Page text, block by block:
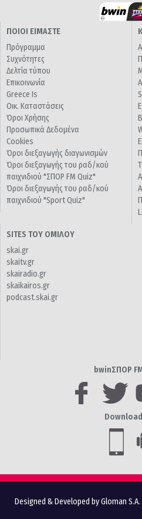
ΠΟΙΟΙ ΕΙΜΑΣΤΕ
Πρόγραμμα
Συχνότητες
Δελτία τύπου
Επικοινωνία
Greece Is
Οικ. Καταστάσεις
Όροι Χρήσης
Προσωπικά Δεδομένα
Cookies
Όροι διεξαγωγής διαγωνισμών
Όροι διεξαγωγής του ραδ/κού
παιχνιδιού "ΣΠΟΡ FM Quiz"
Όροι διεξαγωγής του ραδ/κού
παιχνιδιού "Sport Quiz"
SITES ΤΟΥ ΟΜΙΛΟΥ
skai.gr
skaitv.gr
skairadio.gr
skaikairos.gr
podcast.skai.gr
bwinΣΠΟΡ
Designed & Developed by Gloman S.A.